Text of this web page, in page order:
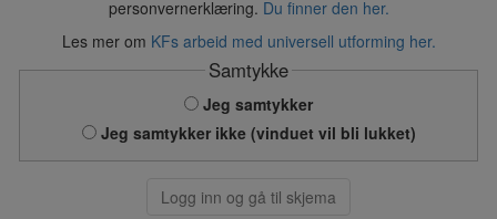
personvernerklæring. Du finner den her.
Les mer om KFs arbeid med universell utforming her.
Samtykke
Jeg samtykker
Jeg samtykker ikke (vinduet vil bli lukket)
Logg inn og gå til skjema